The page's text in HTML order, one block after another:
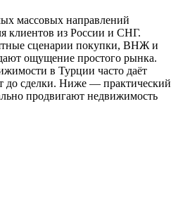
массовых направлений
клиентов из России и СНГ.
сценарии покупки, ВНЖ и
ощущение простого рынка.
в Турции часто даёт
до сделки. Ниже — практический
продвигают недвижимость